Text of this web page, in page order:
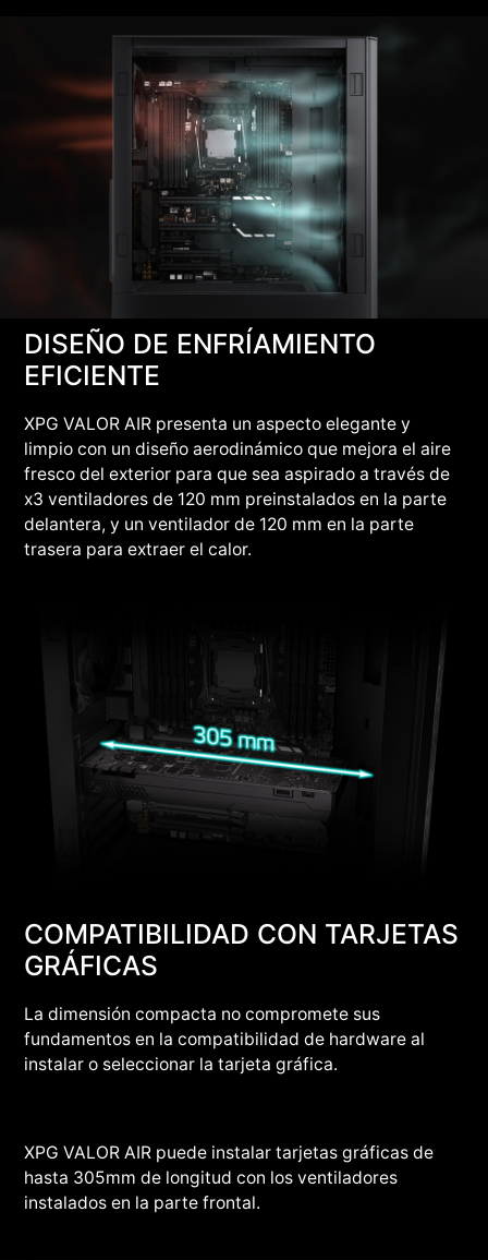
DISEÑO DE ENFRÍAMIENTO
EFICIENTE
XPG VALOR AIR presenta un aspecto elegante y
limpio con un diseño aerodinámico que mejora el aire
fresco del exterior para que sea aspirado a través de
x3 ventiladores de 120 mm preinstalados en la parte
delantera, y un ventilador de 120 mm en la parte
trasera para extraer el calor.
COMPATIBILIDAD CON TARJETAS
GRÁFICAS
La dimensión compacta no compromete sus
fundamentos en la compatibilidad de hardware al
instalar o seleccionar la tarjeta gráfica.
XPG VALOR AIR puede instalar tarjetas gráficas de
hasta 305mm de longitud con los ventiladores
instalados en la parte frontal.